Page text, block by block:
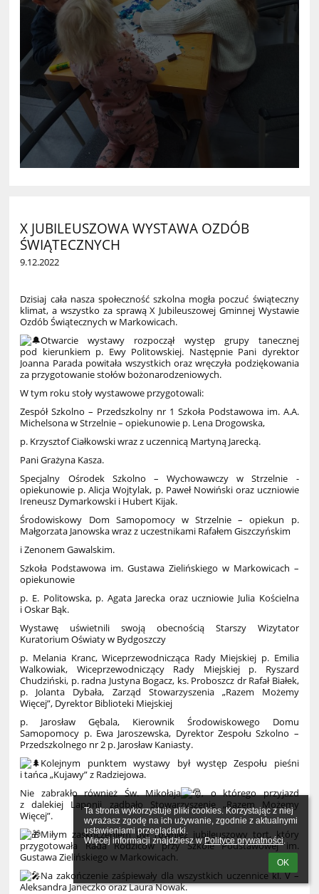
Ta strona wykorzystuje pliki cookies. Korzystając z niej
wyrażasz zgodę na ich używanie, zgodnie z aktualnymi
ustawieniami przeglądarki.
Więcej informacji znajdziesz w Polityce prywatności.
OK
X JUBILEUSZOWA WYSTAWA OZDÓB
ŚWIĄTECZNYCH
9.12.2022
Dzisiaj cała nasza społeczność szkolna mogła poczuć świąteczny
klimat, a wszystko za sprawą X Jubileuszowej Gminnej Wystawie
Ozdób Świątecznych w Markowicach.
Otwarcie wystawy rozpoczął występ grupy tanecznej
pod kierunkiem p. Ewy Politowskiej. Następnie Pani dyrektor
Joanna Parada powitała wszystkich oraz wręczyła podziękowania
za przygotowanie stołów bożonarodzeniowych.
W tym roku stoły wystawowe przygotowali:
Zespół Szkolno – Przedszkolny nr 1 Szkoła Podstawowa im. A.A.
Michelsona w Strzelnie – opiekunowie p. Lena Drogowska,
p. Krzysztof Ciałkowski wraz z uczennicą Martyną Jarecką.
Pani Grażyna Kasza.
Specjalny Ośrodek Szkolno – Wychowawczy w Strzelnie -
opiekunowie p. Alicja Wojtylak, p. Paweł Nowiński oraz uczniowie
Ireneusz Dymarkowski i Hubert Kijak.
Środowiskowy Dom Samopomocy w Strzelnie – opiekun p.
Małgorzata Janowska wraz z uczestnikami Rafałem Giszczyńskim
i Zenonem Gawalskim.
Szkoła Podstawowa im. Gustawa Zielińskiego w Markowicach –
opiekunowie
p. E. Politowska, p. Agata Jarecka oraz uczniowie Julia Kościelna
i Oskar Bąk.
Wystawę uświetnili swoją obecnością Starszy Wizytator
Kuratorium Oświaty w Bydgoszczy
p. Melania Kranc, Wiceprzewodnicząca Rady Miejskiej p. Emilia
Walkowiak, Wiceprzewodniczący Rady Miejskiej p. Ryszard
Chudziński, p. radna Justyna Bogacz, ks. Proboszcz dr Rafał Białek,
p. Jolanta Dybała, Zarząd Stowarzyszenia „Razem Możemy
Więcej”, Dyrektor Biblioteki Miejskiej
p. Jarosław Gębala, Kierownik Środowiskowego Domu
Samopomocy p. Ewa Jaroszewska, Dyrektor Zespołu Szkolno –
Przedszkolnego nr 2 p. Jarosław Kaniasty.
Kolejnym punktem wystawy był występ Zespołu pieśni
i tańca „Kujawy” z Radziejowa.
Nie zabrakło również Św. Mikołaja
, o którego przyjazd
z dalekiej Laponii zadbało Stowarzyszenie „Razem Możemy
Więcej”.
Miłym zaskoczeniem był również jubileuszowy tort, który
przygotowała Rada Rodziców przy Szkole Podstawowej im.
Gustawa Zielińskiego w Markowicach.
Na zakończenie zaśpiewały dla wszystkich uczennice kl. V –
Aleksandra Janeczko oraz Laura Nowak.